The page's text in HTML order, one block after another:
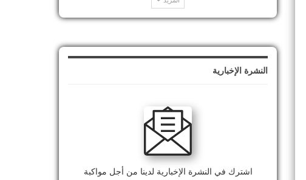
النشرة الإخبارية
اشترك في النشرة الإخبارية لدينا من أجل مواكبة